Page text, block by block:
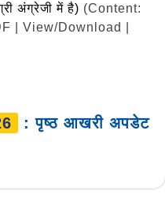
अंग्रेजी में है) (Content:
| View/Download |
: पृष्ठ आखरी अपडेट